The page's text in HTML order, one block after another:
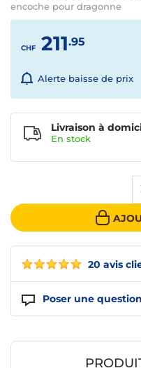
encoche pour dragonne
20 avis
Poser une question
CHF 211.95
Alerte baisse de prix
Livraison à
En stock